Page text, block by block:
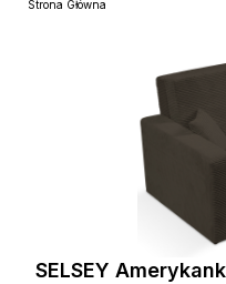
Strona Główna
SELSEY